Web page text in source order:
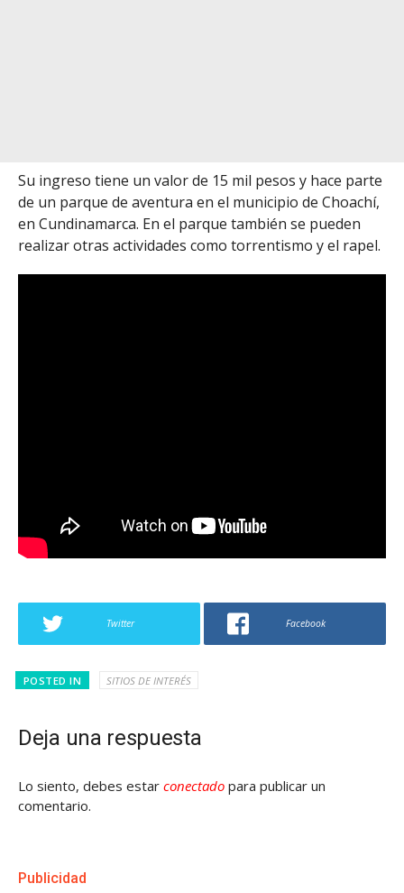
Su ingreso tiene un valor de 15 mil pesos y hace parte
de un parque de aventura en el municipio de Choachí,
en Cundinamarca. En el parque también se pueden
realizar otras actividades como torrentismo y el rapel.
Twitter Facebook
POSTED IN SITIOS DE INTERÉS
Deja una respuesta
Lo siento, debes estar conectado para publicar un
comentario.
Publicidad